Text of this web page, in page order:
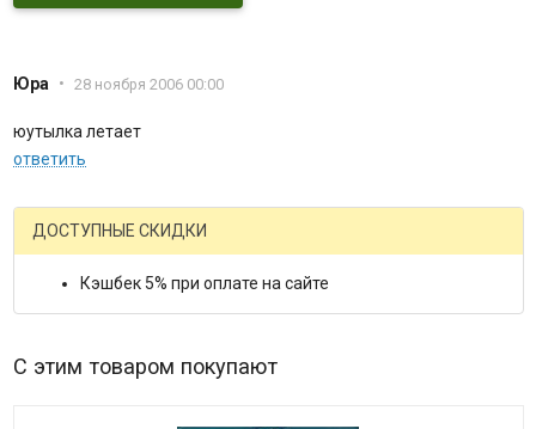
Юра • 28 ноября 2006 00:00
юутылка летает
ответить
ДОСТУПНЫЕ СКИДКИ
Кэшбек 5% при оплате на сайте
С этим товаром покупают